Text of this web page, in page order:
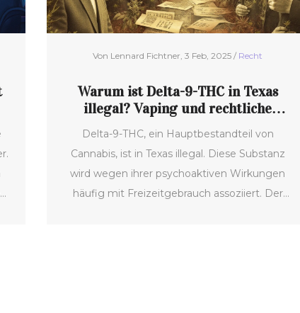
Von Lennard Fichtner, 3 Feb, 2025 / Recht
Warum ist Delta-9-THC in Texas
illegal? Vaping und rechtliche
Grundlagen
Delta-9-THC, ein Hauptbestandteil von
Cannabis, ist in Texas illegal. Diese Substanz
wird wegen ihrer psychoaktiven Wirkungen
häufig mit Freizeitgebrauch assoziiert. Der